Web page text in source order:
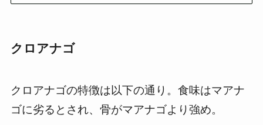
クロアナゴ
クロアナゴの特徴は以下の通り。食味はマアナ
ゴに劣るとされ、骨がマアナゴより強め。